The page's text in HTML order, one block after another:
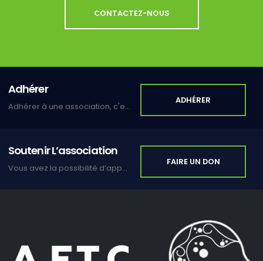
CONTACTEZ-NOUS
Adhérer
Adhérer à une association, c'est s'inscrire dans un lien de solidarité et de partage.
ADHÉRER
Soutenir L’association
Vous avez la possibilité d’apporter votre soutien en faisant un don.
FAIRE UN DON